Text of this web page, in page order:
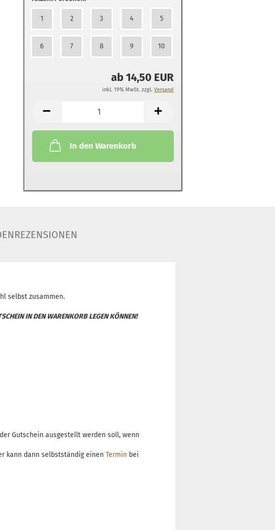
1 2 3 4 5
6 7 8 9 10
ab 14,50 EUR
inkl. 19% MwSt. zzgl. Versand
In den Warenkorb
selbst zusammen.
IN DEN WARENKORB LEGEN KÖNNEN!
Gutschein ausgestellt werden soll, wenn
kann dann selbstständig einen Termin bei